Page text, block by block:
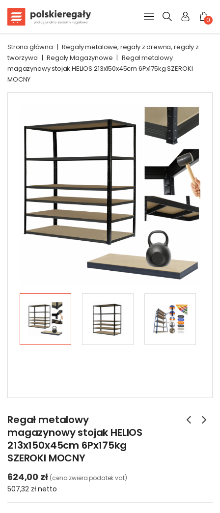
0
Strona główna | Regały metalowe, regały z drewna, regały z
tworzywa | Regały Magazynowe | Regał metalowy
magazynowy stojak HELIOS 213x150x45cm 6Px175kg SZEROKI
MOCNY
Regał metalowy
magazynowy stojak HELIOS
213x150x45cm 6Px175kg
SZEROKI MOCNY
624,00 zł (cena zwiera podatek vat)
507,32 złnetto